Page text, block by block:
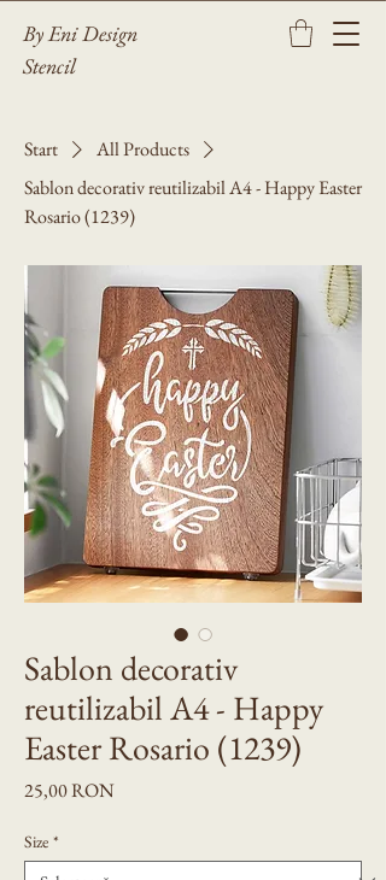
By Eni Design
Stencil
Start
All Products
Sablon decorativ reutilizabil A4 - Happy Easter
Rosario (1239)
Sablon decorativ
reutilizabil A4 - Happy
Easter Rosario (1239)
25,00 RONPreț
Size *